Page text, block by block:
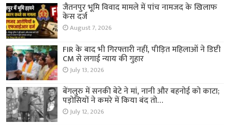
जैतनपुर भूमि विवाद मामले में पांच नामजद के खिलाफ
केस दर्ज
August 7, 2026
FIR के बाद भी गिरफ्तारी नहीं, पीड़ित महिलाओं ने डिप्टी
CM से लगाई न्याय की गुहार
July 13, 2026
बेंगलुरु में सनकी बेटे ने मां, नानी और बहनोई को काटा;
पड़ोसियों ने कमरे में किया बंद तो…
July 12, 2026